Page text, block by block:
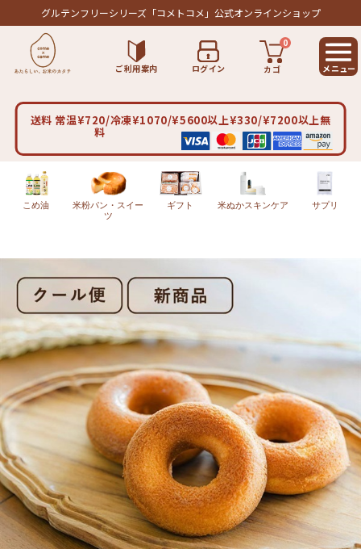
グルテンフリーシリーズ「コメトコメ」公式オンラインショップ
ご利用案内 ログイン カゴ
0
送料 常温¥720/冷凍¥1070/¥5600以上¥330/¥7200以上無
料
こめ油
米粉パン・スイー
ツ
ギフト 米ぬかスキンケア サプリ